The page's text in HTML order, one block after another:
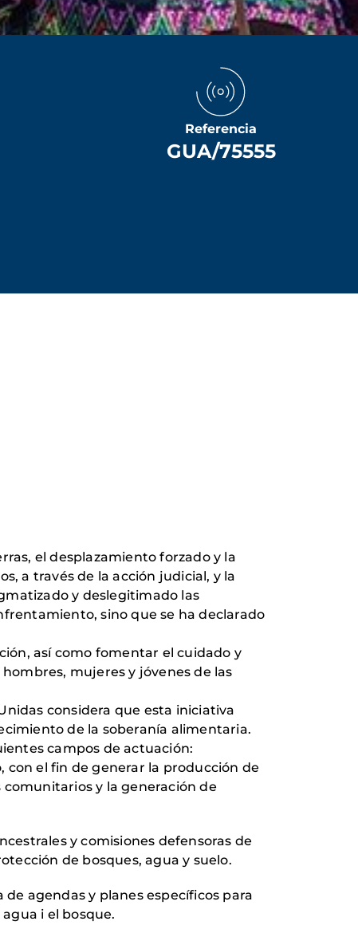
Referencia
GUA/75555
el desplazamiento forzado y la
a través de la acción judicial, y la
y deslegitimado las
sino que se ha declarado
así como fomentar el cuidado y
mujeres y jóvenes de las
considera que esta iniciativa
de la soberanía alimentaria.
campos de actuación:
el fin de generar la producción de
y la generación de
y comisiones defensoras de
de bosques, agua y suelo.
agendas y planes específicos para
i el bosque.